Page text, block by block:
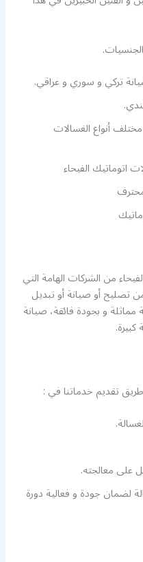
تركي و سوري و عراقي.
أنواع الغسالات
اتوماتيك الفيحاء
من الشركات الهامة التي
تصليح أو صيانة أو تبديل
و بجودة فائقة، صيانة
تقديم خدماتنا في :
على معالجته.
لضمان جودة و فعالية دورة